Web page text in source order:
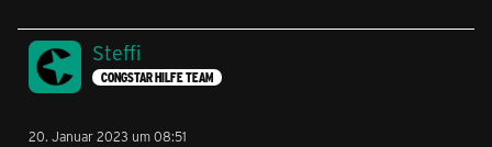
Steffi
CONGSTAR HILFE TEAM
20. Januar 2023 um 08:51